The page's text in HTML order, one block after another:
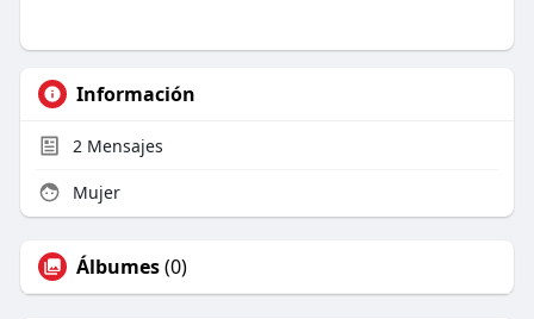
Información
2 Mensajes
Mujer
Álbumes(0)